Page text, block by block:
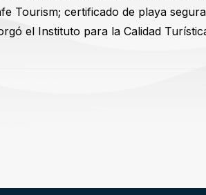
Tourism; certificado de playa
el Instituto para la Calidad